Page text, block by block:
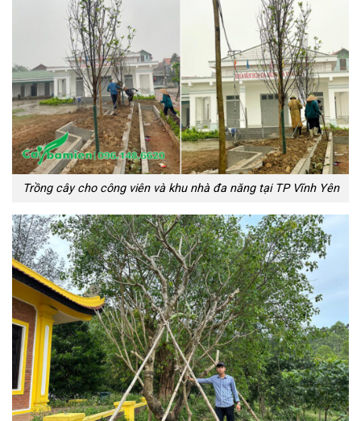
Trồng cây cho công viên và khu nhà đa năng tại TP Vĩnh Yên